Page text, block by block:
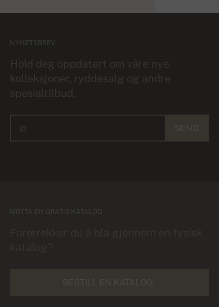
NYHETSBREV
Hold deg oppdatert om våre nye
kolleksjoner, ryddesalg og andre
spesialtilbud.
MOTTA EN GRATIS KATALOG